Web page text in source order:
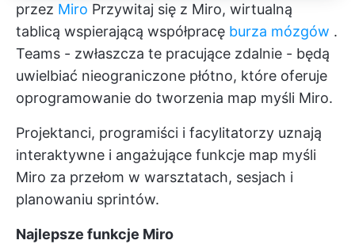
przez Miro Przywitaj się z Miro, wirtualną
tablicą wspierającą współpracę burza mózgów .
Teams - zwłaszcza te pracujące zdalnie - będą
uwielbiać nieograniczone płótno, które oferuje
oprogramowanie do tworzenia map myśli Miro.
Projektanci, programiści i facylitatorzy uznają
interaktywne i angażujące funkcje map myśli
Miro za przełom w warsztatach, sesjach i
planowaniu sprintów.
Najlepsze funkcje Miro